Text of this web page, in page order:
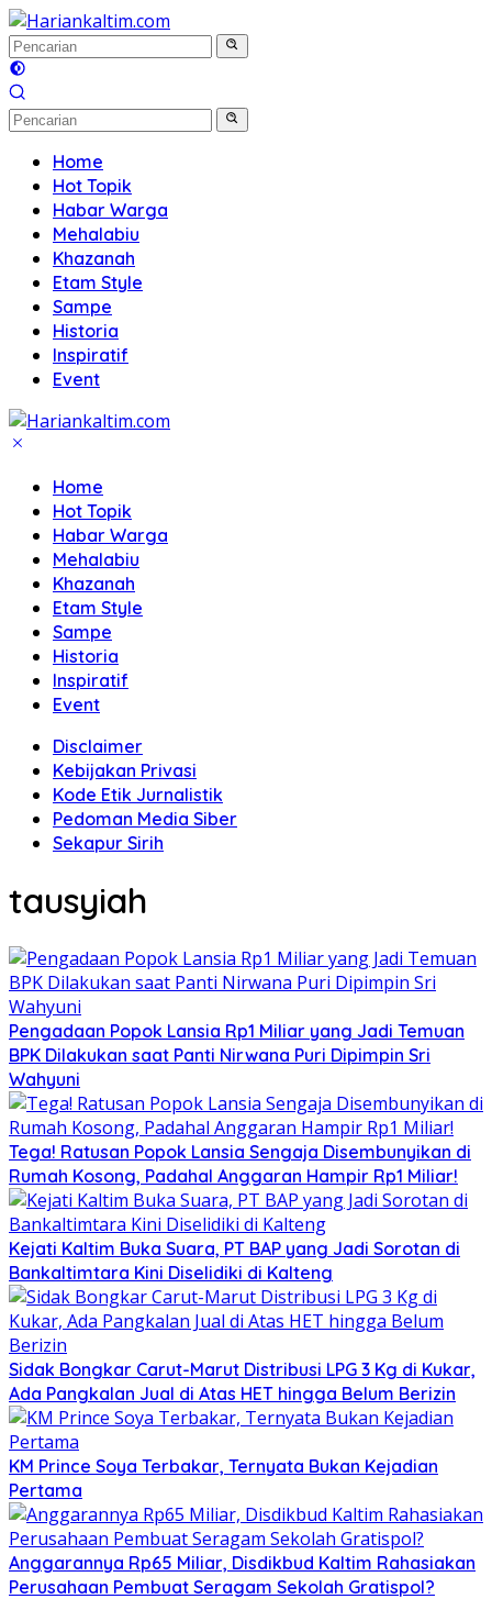
Langsung
ke
konten
Home
Hot Topik
Habar Warga
Mehalabiu
Khazanah
Etam Style
Sampe
Historia
Inspiratif
Event
Home
Hot Topik
Habar Warga
Mehalabiu
Khazanah
Etam Style
Sampe
Historia
Inspiratif
Event
Disclaimer
Kebijakan Privasi
Kode Etik Jurnalistik
Pedoman Media Siber
Sekapur Sirih
tausyiah
Pengadaan Popok Lansia Rp1 Miliar yang Jadi Temuan
BPK Dilakukan saat Panti Nirwana Puri Dipimpin Sri
Wahyuni
Tega! Ratusan Popok Lansia Sengaja Disembunyikan di
Rumah Kosong, Padahal Anggaran Hampir Rp1 Miliar!
Kejati Kaltim Buka Suara, PT BAP yang Jadi Sorotan di
Bankaltimtara Kini Diselidiki di Kalteng
Sidak Bongkar Carut-Marut Distribusi LPG 3 Kg di Kukar,
Ada Pangkalan Jual di Atas HET hingga Belum Berizin
KM Prince Soya Terbakar, Ternyata Bukan Kejadian
Pertama
Anggarannya Rp65 Miliar, Disdikbud Kaltim Rahasiakan
Perusahaan Pembuat Seragam Sekolah Gratispol?